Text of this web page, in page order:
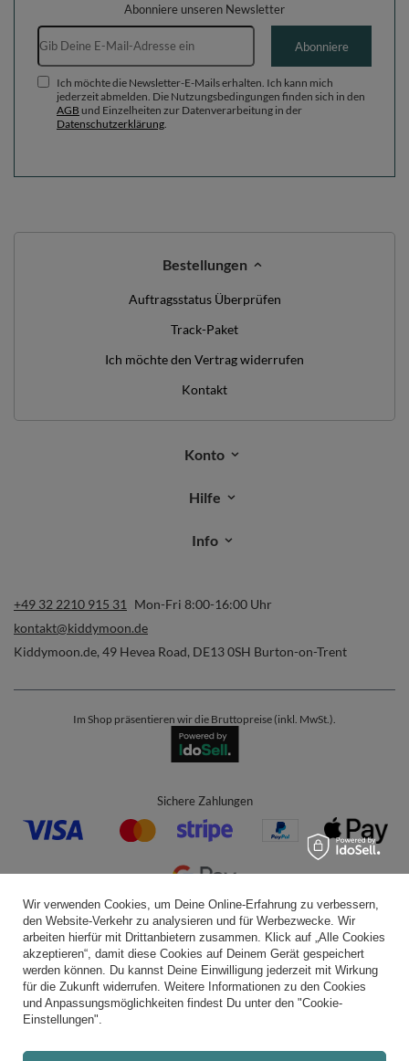
Abonniere unseren Newsletter
E-Mail-Adresse
Abonniere
Ich möchte die Newsletter-E-Mails erhalten. Ich kann mich
jederzeit abmelden. Die Nutzungsbedingungen finden sich in den
AGB und Einzelheiten zur Datenverarbeitung in der
Datenschutzerklärung
Bestellungen
Auftragsstatus Überprüfen
Track-Paket
Ich möchte den Vertrag widerrufen
Kontakt
Konto
Hilfe
Info
+49 32 2210 915 31
Mon-Fri 8:00-16:00 Uhr
kontakt@kiddymoon.de
Kiddymoon.de, 49 Hevea Road, DE13 0SH Burton-on-Trent
Im Shop präsentieren wir die Bruttopreise (inkl. MwSt.).
Sichere Zahlungen
Bequeme Lieferung
Du kannst uns vertrauen
Wir verwenden Cookies, um Deine Online-Erfahrung zu verbessern,
den Website-Verkehr zu analysieren und für Werbezwecke. Wir
arbeiten hierfür mit Drittanbietern zusammen. Klick auf „Alle Cookies
akzeptieren“, damit diese Cookies auf Deinem Gerät gespeichert
werden können. Du kannst Deine Einwilligung jederzeit mit Wirkung
für die Zukunft widerrufen. Weitere Informationen zu den Cookies
und Anpassungsmöglichkeiten findest Du unter den "Cookie-
Einstellungen".